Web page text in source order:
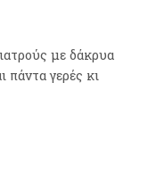
με δάκρυα
πάντα γερές κι